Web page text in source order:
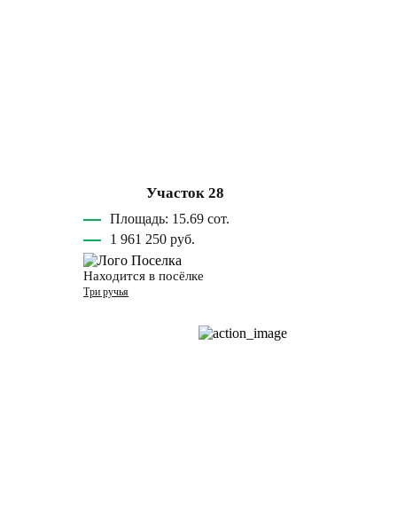
Участок 28
Площадь: 15.69 сот.
1 961 250 руб.
Находится в посёлке
Три ручья